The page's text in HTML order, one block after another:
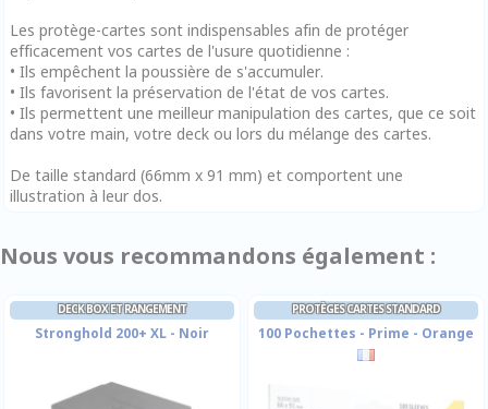
Les protège-cartes sont indispensables afin de protéger
efficacement vos cartes de l'usure quotidienne :
• Ils empêchent la poussière de s'accumuler.
• Ils favorisent la préservation de l'état de vos cartes.
• Ils permettent une meilleur manipulation des cartes, que ce soit
dans votre main, votre deck ou lors du mélange des cartes.
De taille standard (66mm x 91 mm) et comportent une
illustration à leur dos.
Nous vous recommandons également :
DECK BOX ET RANGEMENT
Stronghold 200+ XL - Noir
PROTÈGES CARTES STANDARD
100 Pochettes - Prime - Orange